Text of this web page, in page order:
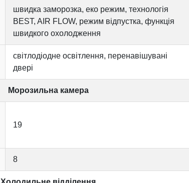
швидка заморозка, еко режим, технологія
BEST, AIR FLOW, режим відпустка, функція
швидкого охолодження
світлодіодне освітлення, перенавішувані
двері
Морозильна камера
19
8